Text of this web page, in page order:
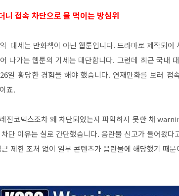
니 접속 차단으로 물 먹이는 방심위
대세는 만화책이 아닌 웹툰입니다. 드라마로 제작되
나가는 웹툰의 기세는 대단합니다. 그런데 최근 국내
일 황당한 경험을 해야 했습니다. 연재만화를 보러
죠.
진코믹스조차 왜 차단되었는지 파악하지 못한 채
단 이유는 실로 간단했습니다. 음란물 신고가 들어왔
제한 조처 없이 일부 콘텐츠가 음란물에 해당했기 때